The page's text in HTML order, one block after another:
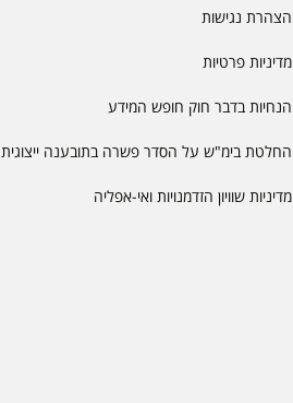
הצהרת נגישות
מדיניות פרטיות
הנחיות בדבר חוק חופש המידע
החלטת בימ"ש על הסדר פשרה בתובענה ייצוגית
מדיניות שוויון הזדמנויות ואי-אפליה